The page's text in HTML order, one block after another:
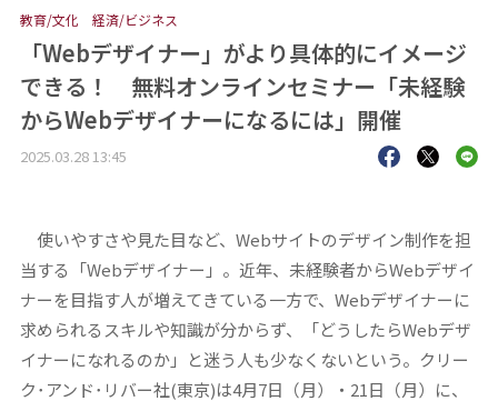
おすすめコンテンツ
出版物
会社概要
教育/文化 経済/ビジネス
「Webデザイナー」がより具体的にイメージ
できる！ 無料オンラインセミナー「未経験
からWebデザイナーになるには」開催
2025.03.28 13:45
使いやすさや見た目など、Webサイトのデザイン制作を担
当する「Webデザイナー」。近年、未経験者からWebデザイ
ナーを目指す人が増えてきている一方で、Webデザイナーに
求められるスキルや知識が分からず、「どうしたらWebデザ
イナーになれるのか」と迷う人も少なくないという。クリー
ク･アンド･リバー社(東京)は4月7日（月）・21日（月）に、